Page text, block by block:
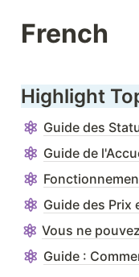
French
Highlight
Guide des
Guide de
Guide des Prix
Guide :